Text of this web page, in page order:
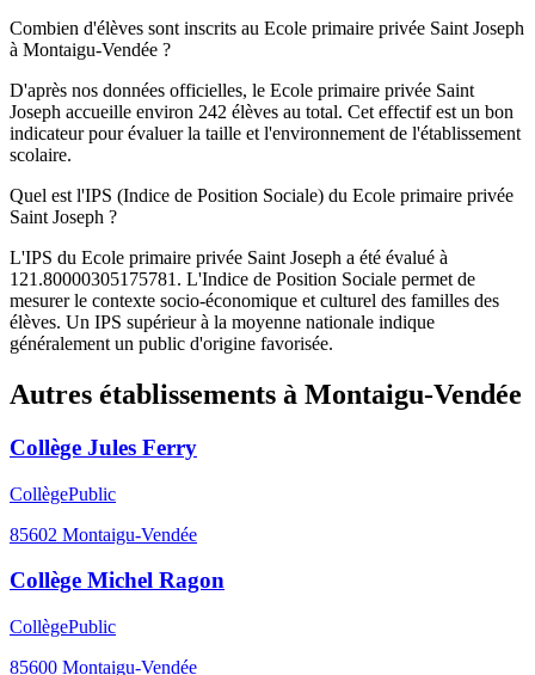
Combien d'élèves sont inscrits au Ecole primaire privée Saint Joseph
à Montaigu-Vendée ?
D'après nos données officielles, le Ecole primaire privée Saint
Joseph accueille environ 242 élèves au total. Cet effectif est un bon
indicateur pour évaluer la taille et l'environnement de l'établissement
scolaire.
Quel est l'IPS (Indice de Position Sociale) du Ecole primaire privée
Saint Joseph ?
L'IPS du Ecole primaire privée Saint Joseph a été évalué à
121.80000305175781. L'Indice de Position Sociale permet de
mesurer le contexte socio-économique et culturel des familles des
élèves. Un IPS supérieur à la moyenne nationale indique
généralement un public d'origine favorisée.
Autres établissements à Montaigu-Vendée
Collège Jules Ferry
CollègePublic
85602 Montaigu-Vendée
Collège Michel Ragon
CollègePublic
85600 Montaigu-Vendée